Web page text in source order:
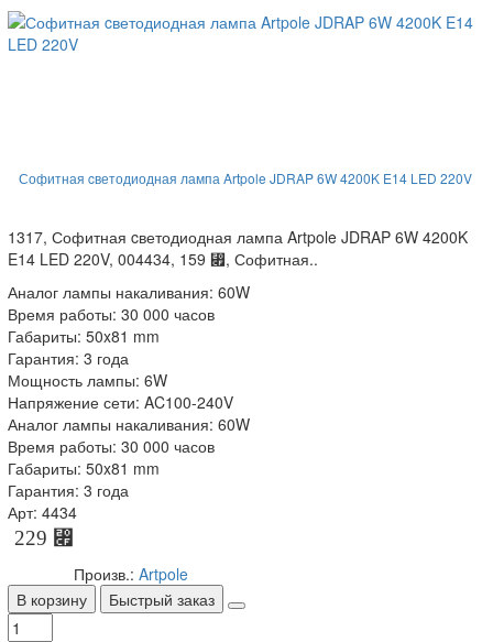
Софитная cветодиодная лампа Artpole JDRAP 6W 4200K E14 LED 220V
1317, Софитная cветодиодная лампа Artpole JDRAP 6W 4200K
E14 LED 220V, 004434, 159 ⃏, Софитная..
Аналог лампы накаливания: 60W
Время работы: 30 000 часов
Габариты: 50x81 mm
Гарантия: 3 года
Мощность лампы: 6W
Напряжение сети: AC100-240V
Аналог лампы накаливания: 60W
Время работы: 30 000 часов
Габариты: 50x81 mm
Гарантия: 3 года
Арт: 4434
229 ⃏
Произв.: Artpole
В корзину
Быстрый заказ